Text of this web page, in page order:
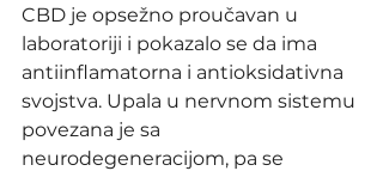
CBD je opsežno proučavan u
laboratoriji i pokazalo se da ima
antiinflamatorna i antioksidativna
svojstva. Upala u nervnom sistemu
povezana je sa
neurodegeneracijom, pa se